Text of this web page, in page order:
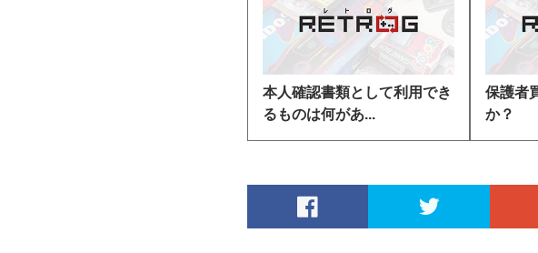
本人確認書類として利用でき
るものは何があ...
保護者
か？